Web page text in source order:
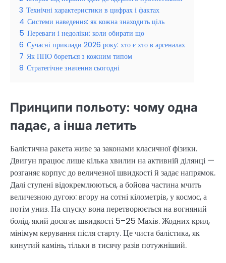
3 Технічні характеристики в цифрах і фактах
4 Системи наведення: як кожна знаходить ціль
5 Переваги і недоліки: коли обирати що
6 Сучасні приклади 2026 року: хто є хто в арсеналах
7 Як ППО бореться з кожним типом
8 Стратегічне значення сьогодні
Принципи польоту: чому одна
падає, а інша летить
Балістична ракета живе за законами класичної фізики.
Двигун працює лише кілька хвилин на активній ділянці —
розганяє корпус до величезної швидкості й задає напрямок.
Далі ступені відокремлюються, а бойова частина мчить
величезною дугою: вгору на сотні кілометрів, у космос, а
потім униз. На спуску вона перетворюється на вогняний
болід, який досягає швидкості 5–25 Махів. Жодних крил,
мінімум керування після старту. Це чиста балістика, як
кинутий камінь, тільки в тисячу разів потужніший.